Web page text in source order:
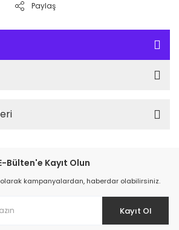
Paylaş
Bülten'e Kayıt Olun
kampanyalardan, haberdar olabilirsiniz.
Kayıt Ol